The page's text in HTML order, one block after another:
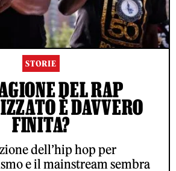
STORIE
DEL RAP
È DAVVERO
FINITA?
dell’hip hop per
e il mainstream sembra